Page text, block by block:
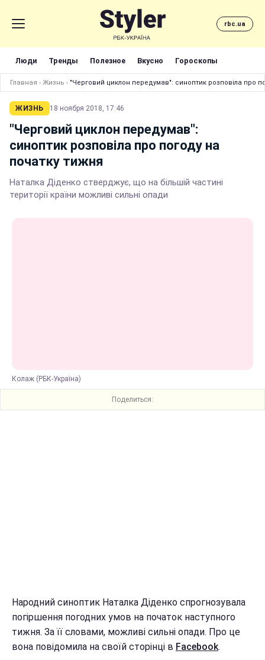
rbc.ua
Люди Тренды Полезное Вкусно Гороскопы
Главная › Жизнь › "Черговий циклон передумав": синоптик розповіла про
ЖИЗНЬ 18 ноября 2018, 17:46
"Черговий циклон передумав":
синоптик розповіла про погоду на
початку тижня
Наталка Діденко стверджує, що на більшій частині
території країни можливі сильні опади
Колаж (РБК-Україна)
Поделиться:
Народний синоптик Наталка Діденко спрогнозувала
погіршення погодних умов на початок наступного
тижня. За її словами, можливі сильні опади. Про це
вона повідомила на своїй сторінці в Facebook.